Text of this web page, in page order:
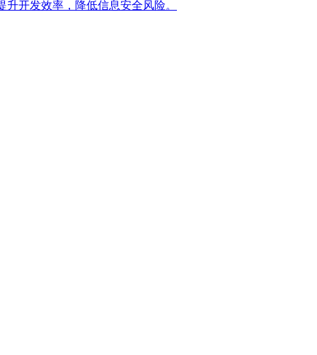
开发效率，降低信息安全风险。